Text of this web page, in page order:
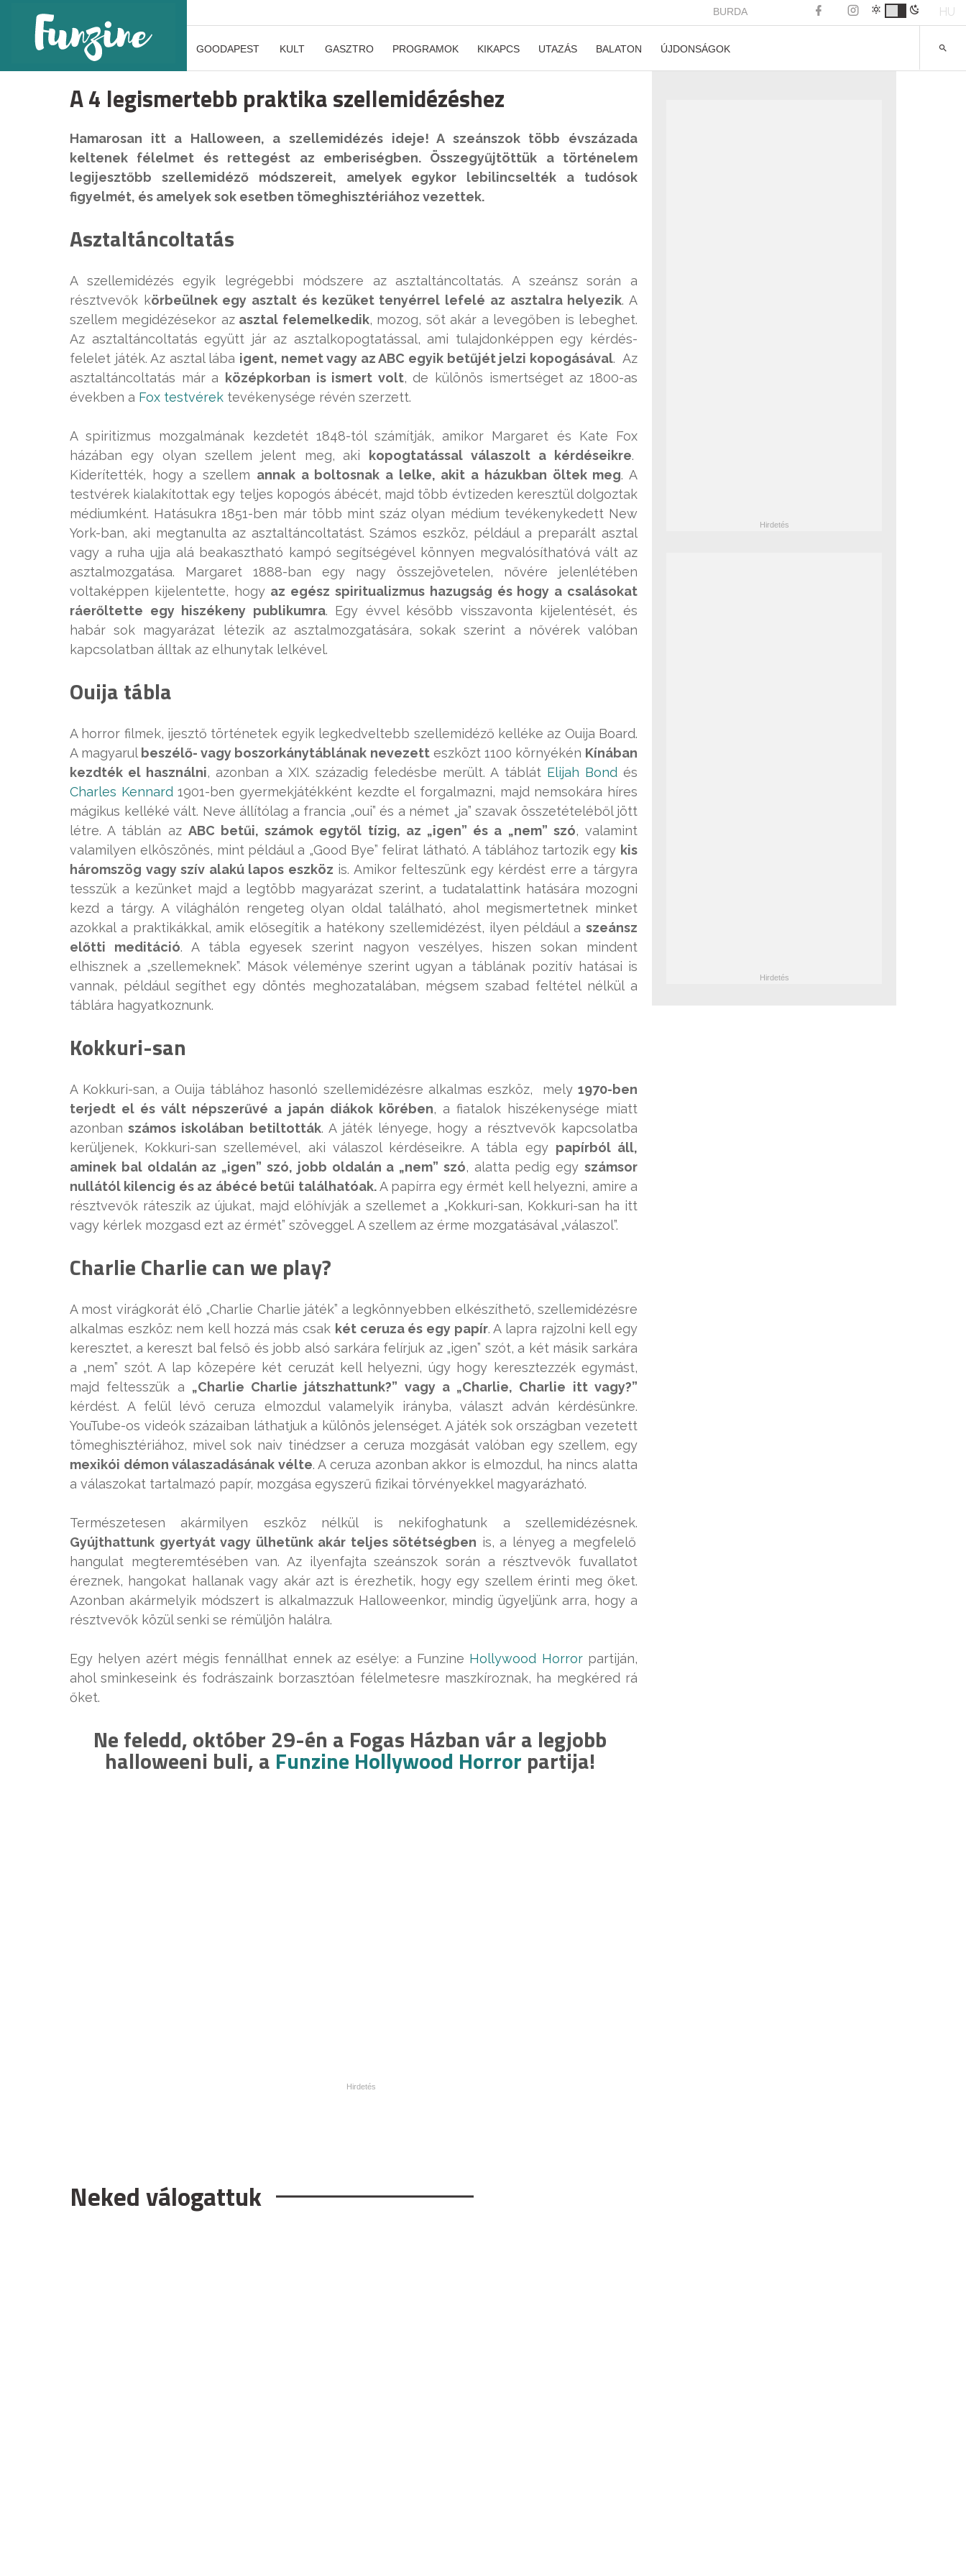
BURDA HU
GOODAPEST KULT GASZTRO PROGRAMOK KIKAPCS UTAZÁS BALATON ÚJDONSÁGOK
A 4 legismertebb praktika szellemidézéshez
Hamarosan itt a Halloween, a szellemidézés ideje! A szeánszok több évszázada
keltenek félelmet és rettegést az emberiségben. Összegyűjtöttük a történelem
legijesztőbb szellemidéző módszereit, amelyek egykor lebilincselték a tudósok
figyelmét, és amelyek sok esetben tömeghisztériához vezettek.
Asztaltáncoltatás
A szellemidézés egyik legrégebbi módszere az asztaltáncoltatás. A szeánsz során a
résztvevők körbeülnek egy asztalt és kezüket tenyérrel lefelé az asztalra helyezik. A
szellem megidézésekor azasztal felemelkedik, mozog, sőt akár a levegőben is lebeghet.
Az asztaltáncoltatás együtt jár az asztalkopogtatással, ami tulajdonképpen egy kérdés-
felelet játék. Az asztal lába igent, nemet vagy az ABC egyik betűjét jelzi kopogásával. Az
asztaltáncoltatás már a
középkorban is ismert volt, de különös ismertséget az 1800-as
években a Fox testvérek tevékenysége révén szerzett.
A spiritizmus mozgalmának kezdetét 1848-tól számítják, amikor Margaret és Kate Fox
házában egy olyan szellem jelent meg, aki
kopogtatással válaszolt a kérdéseikre.
Kiderítették, hogy a szellem annak a boltosnak a lelke, akit a házukban öltek meg. A
testvérek kialakítottak egy teljes kopogós ábécét, majd több évtizeden keresztül dolgoztak
médiumként. Hatásukra 1851-ben már több mint száz olyan médium tevékenykedett New
York-ban, aki megtanulta az asztaltáncoltatást. Számos eszköz, például a preparált asztal
vagy a ruha ujja alá beakasztható kampó segítségével könnyen megvalósíthatóvá vált az
asztalmozgatása. Margaret 1888-ban egy nagy összejövetelen, nővére jelenlétében
voltaképpen kijelentette, hogy az egész spiritualizmus hazugság és hogy a csalásokat
ráerőltette egy hiszékeny publikumra. Egy évvel később visszavonta kijelentését, és
habár sok magyarázat létezik az asztalmozgatására, sokak szerint a nővérek valóban
kapcsolatban álltak az elhunytak lelkével.
Ouija tábla
A horror filmek, ijesztő történetek egyik legkedveltebb szellemidéző kelléke az Ouija Board.
A magyarul beszélő- vagy boszorkánytáblának nevezetteszközt 1100 környékén Kínában
kezdték el használni, azonban a XIX. századig feledésbe merült. A táblát Elijah Bondés
Charles Kennard1901-ben gyermekjátékként kezdte el forgalmazni, majd nemsokára híres
mágikus kelléké vált. Neve állítólag a francia „oui” és a német „ja” szavak összetételéből jött
létre. A táblán az ABC betűi, számok egytől tízig, az „igen” és a „nem” szó, valamint
valamilyen elköszönés, mint például a „Good Bye” felirat látható. A táblához tartozik egy kis
háromszög vagy szív alakú lapos eszköz is. Amikor felteszünk egy kérdést erre a tárgyra
tesszük a kezünket majd a legtöbb magyarázat szerint, a tudatalattink hatására mozogni
kezd a tárgy. A világhálón rengeteg olyan oldal található, ahol megismertetnek minket
azokkal a praktikákkal, amik elősegítik a hatékony szellemidézést, ilyen például a szeánsz
előtti meditáció. A tábla egyesek szerint nagyon veszélyes, hiszen sokan mindent
elhisznek a „szellemeknek”. Mások véleménye szerint ugyan a táblának pozitív hatásai is
vannak, például segíthet egy döntés meghozatalában, mégsem szabad feltétel nélkül a
táblára hagyatkoznunk.
Kokkuri-san
A Kokkuri-san, a Ouija táblához hasonló szellemidézésre alkalmas eszköz, mely 1970-ben
terjedt el és vált népszerűvé a japán diákok körében, a fiatalok hiszékenysége miatt
azonban számos iskolában betiltották. A játék lényege, hogy a résztvevők kapcsolatba
kerüljenek, Kokkuri-san szellemével, aki válaszol kérdéseikre. A tábla egy papírból áll,
aminek bal oldalán az „igen” szó, jobb oldalán a „nem” szó, alatta pedig egyszámsor
nullától kilencig és az ábécé betűi találhatóak.A papírra egy érmét kell helyezni, amire a
résztvevők ráteszik az újukat, majd előhívják a szellemet a „Kokkuri-san, Kokkuri-san ha itt
vagy kérlek mozgasd ezt az érmét” szöveggel. A szellem az érme mozgatásával „válaszol”.
Charlie Charlie can we play?
A most virágkorát élő „Charlie Charlie játék” a legkönnyebben elkészíthető, szellemidézésre
alkalmas eszköz: nem kell hozzá más csak két ceruza és egy papír. A lapra rajzolni kell egy
keresztet, a kereszt bal felső és jobb alsó sarkára felírjuk az „igen” szót, a két másik sarkára
a „nem” szót. A lap közepére két ceruzát kell helyezni, úgy hogy keresztezzék egymást,
majd feltesszük a „Charlie Charlie játszhattunk?” vagy a „Charlie, Charlie itt vagy?”
kérdést. A felül lévő ceruza elmozdul valamelyik irányba, választ adván kérdésünkre.
YouTube-os videók százaiban láthatjuk a különös jelenséget. A játék sok országban vezetett
tömeghisztériához, mivel sok naiv tinédzser a ceruza mozgását valóban egy szellem, egy
mexikói démon válaszadásának vélte. A ceruza azonban akkor is elmozdul, ha nincs alatta
a válaszokat tartalmazó papír, mozgása egyszerű fizikai törvényekkel magyarázható.
Természetesen akármilyen eszköz nélkül is nekifoghatunk a szellemidézésnek.
Gyújthattunk gyertyát vagy ülhetünk akár teljes sötétségben is, a lényeg a megfelelő
hangulat megteremtésében van. Az ilyenfajta szeánszok során a résztvevők fuvallatot
éreznek, hangokat hallanak vagy akár azt is érezhetik, hogy egy szellem érinti meg őket.
Azonban akármelyik módszert is alkalmazzuk Halloweenkor, mindig ügyeljünk arra, hogy a
résztvevők közül senki se rémüljön halálra.
Egy helyen azért mégis fennállhat ennek az esélye: a Funzine Hollywood Horrorpartiján,
ahol sminkeseink és fodrászaink borzasztóan félelmetesre maszkíroznak, ha megkéred rá
őket.
Ne feledd, október 29-én a Fogas Házban vár a legjobb
halloweeni buli, a Funzine Hollywood Horror partija!
Neked válogattuk